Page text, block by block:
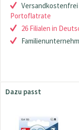
Portoflatrate
26 Filialen in
Dazu passt